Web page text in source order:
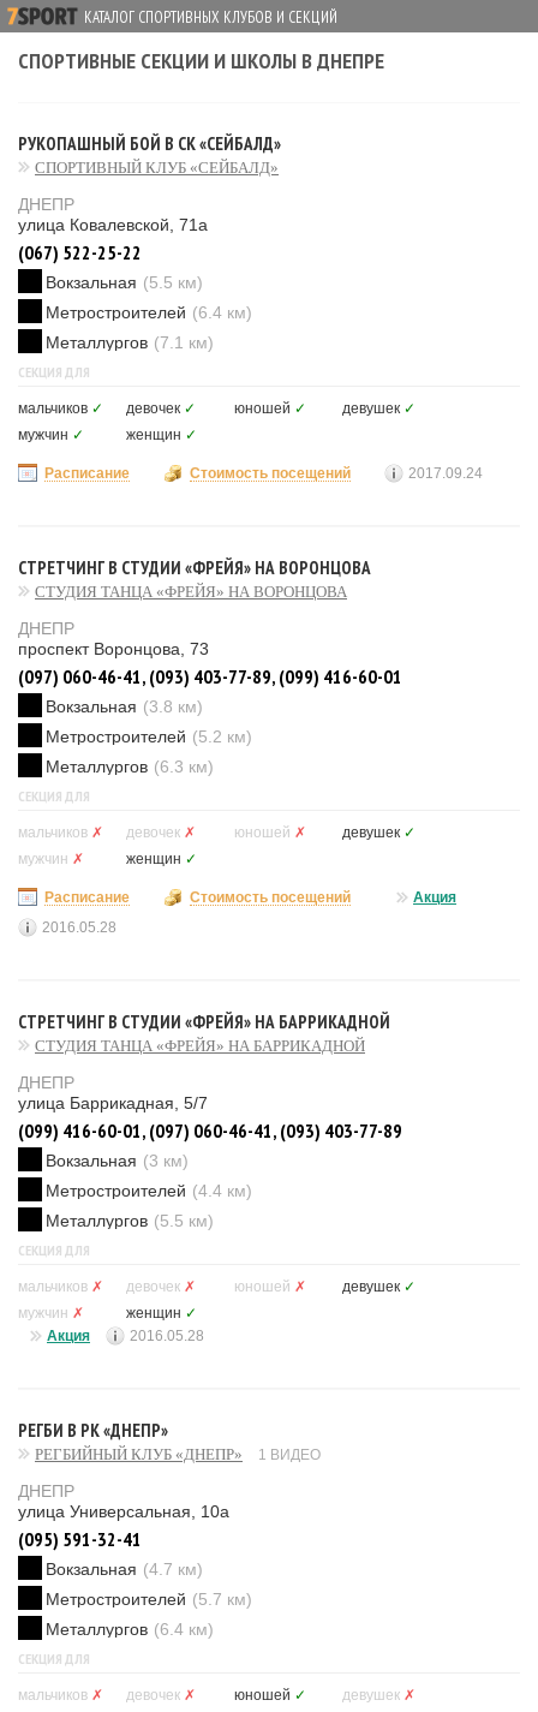
КАТАЛОГ СПОРТИВНЫХ КЛУБОВ И СЕКЦИЙ
СПОРТИВНЫЕ СЕКЦИИ И ШКОЛЫ В ДНЕПРЕ
РУКОПАШНЫЙ БОЙ В СК «СЕЙБАЛД»
СПОРТИВНЫЙ КЛУБ «СЕЙБАЛД»
ДНЕПР
улица Ковалевской, 71а
(067) 522-25-22
Вокзальная (5.5 км)
Метростроителей (6.4 км)
Металлургов (7.1 км)
СЕКЦИЯ ДЛЯ
мальчиков ✓ девочек ✓ юношей ✓ девушек ✓
мужчин ✓ женщин ✓
Расписание Стоимость посещений 2017.09.24
СТРЕТЧИНГ В СТУДИИ «ФРЕЙЯ» НА ВОРОНЦОВА
СТУДИЯ ТАНЦА «ФРЕЙЯ» НА ВОРОНЦОВА
ДНЕПР
проспект Воронцова, 73
(097) 060-46-41, (093) 403-77-89, (099) 416-60-01
Вокзальная (3.8 км)
Метростроителей (5.2 км)
Металлургов (6.3 км)
СЕКЦИЯ ДЛЯ
мальчиков ✗ девочек ✗ юношей ✗ девушек ✓
мужчин ✗ женщин ✓
Расписание Стоимость посещений
Акция
2016.05.28
СТРЕТЧИНГ В СТУДИИ «ФРЕЙЯ» НА БАРРИКАДНОЙ
СТУДИЯ ТАНЦА «ФРЕЙЯ» НА БАРРИКАДНОЙ
ДНЕПР
улица Баррикадная, 5/7
(099) 416-60-01, (097) 060-46-41, (093) 403-77-89
Вокзальная (3 км)
Метростроителей (4.4 км)
Металлургов (5.5 км)
СЕКЦИЯ ДЛЯ
мальчиков ✗ девочек ✗ юношей ✗ девушек ✓
мужчин ✗ женщин ✓
Акция
2016.05.28
РЕГБИ В РК «ДНЕПР»
РЕГБИЙНЫЙ КЛУБ «ДНЕПР» 1 ВИДЕО
ДНЕПР
улица Универсальная, 10а
(095) 591-32-41
Вокзальная (4.7 км)
Метростроителей (5.7 км)
Металлургов (6.4 км)
СЕКЦИЯ ДЛЯ
мальчиков ✗ девочек ✗ юношей ✓ девушек ✗